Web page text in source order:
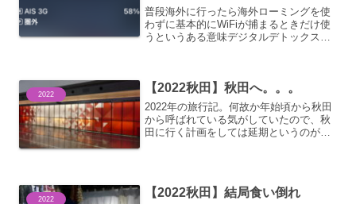
普段海外に行ったら海外ローミングを使
わずに基本的にWiFiが捕まるときだけ使
うというある意味デジタルデトックス生
内でも頻繁につな...
2022 【2022秋田】秋田へ。。。
2022年の旅行記。何故か年始頃から秋田
から呼ばれている気がしていたので、秋
田に行く計画をしては延期というのが何
り換えなしにしても新...
2022 【2022秋田】結局食い倒れ